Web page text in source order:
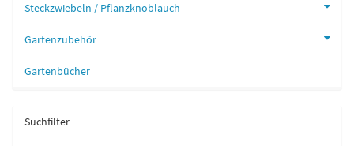
Steckzwiebeln / Pflanzknoblauch
Gartenzubehör
Gartenbücher
Suchfilter